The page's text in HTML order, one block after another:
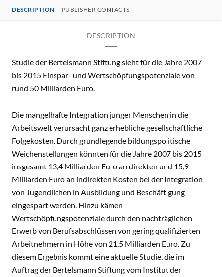
DESCRIPTION PUBLISHER CONTACTS
DESCRIPTION
Studie der Bertelsmann Stiftung sieht für die Jahre 2007
bis 2015 Einspar- und Wertschöpfungspotenziale von
rund 50 Milliarden Euro.
Die mangelhafte Integration junger Menschen in die
Arbeitswelt verursacht ganz erhebliche gesellschaftliche
Folgekosten. Durch grundlegende bildungspolitische
Weichenstellungen könnten für die Jahre 2007 bis 2015
insgesamt 13,4 Milliarden Euro an direkten und 15,9
Milliarden Euro an indirekten Kosten bei der Integration
von Jugendlichen in Ausbildung und Beschäftigung
eingespart werden. Hinzu kämen
Wertschöpfungspotenziale durch den nachträglichen
Erwerb von Berufsabschlüssen von gering qualifizierten
Arbeitnehmern in Höhe von 21,5 Milliarden Euro. Zu
diesem Ergebnis kommt eine aktuelle Studie, die im
Auftrag der Bertelsmann Stiftung vom Institut der